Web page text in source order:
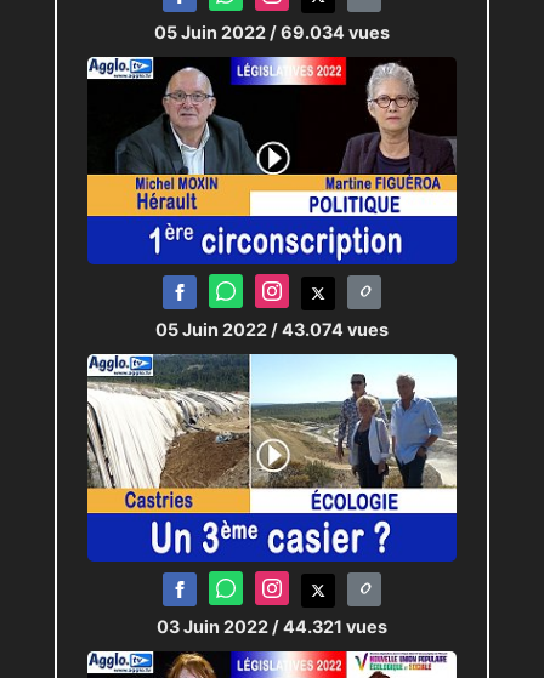
05 Juin 2022 / 69.034 vues
05 Juin 2022 / 43.074 vues
03 Juin 2022 / 44.321 vues